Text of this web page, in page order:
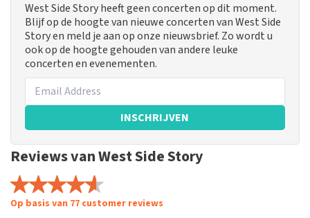
West Side Story heeft geen concerten op dit moment.
Blijf op de hoogte van nieuwe concerten van West Side
Story en meld je aan op onze nieuwsbrief. Zo wordt u
ook op de hoogte gehouden van andere leuke
concerten en evenementen.
INSCHRIJVEN
Reviews van West Side Story
Op basis van 77 customer reviews